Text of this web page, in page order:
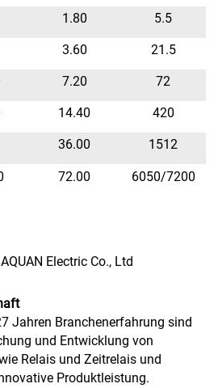
1.80 5.5
3.60 21.5
7.20 72
14.40 420
36.00 1512
72.00 6050/7200
Electric Co., Ltd
Jahren Branchenerfahrung sind
und Entwicklung von
Relais und Zeitrelais und
Produktleistung.